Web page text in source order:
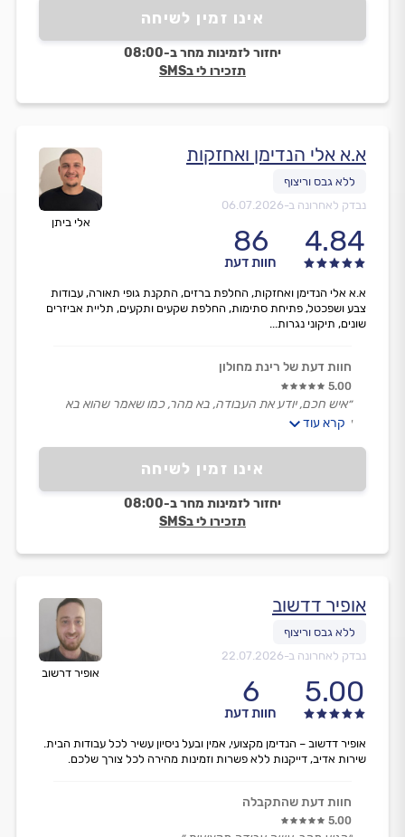
אינו זמין לשיחה
יחזור לזמינות מחר ב-08:00
תזכירו לי בSMS
אלי ביתן
א.א אלי הנדימן ואחזקות
נבדק לאחרונה ב-06.07.2026
4.84
86
חוות דעת
אינו זמין לשיחה
יחזור לזמינות מחר ב-08:00
תזכירו לי בSMS
א.א אלי הנדימן ואחזקות, החלפת ברזים, התקנת גופי תאורה, עבודות
צבע ושפכטל, פתיחת סתימות, החלפת שקעים ותקעים, תליית אביזרים
שונים, תיקוני נגרות...
חוות דעת של רינת מחולון
5.00
״איש חכם, יודע את העבודה, בא מהר, כמו שאמר שהוא בא
אז הוא בא.
קרא עוד
אופיר דרשוב
אופיר דדשוב
נבדק לאחרונה ב-22.07.2026
5.00
6
חוות דעת
אופיר דדשוב – הנדימן מקצועי, אמין ובעל ניסיון עשיר לכל עבודות הבית.
שירות אדיב, דייקנות ללא פשרות וזמינות מהירה לכל צורך שלכם.
חוות דעת שהתקבלה
5.00